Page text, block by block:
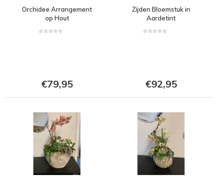
Orchidee Arrangement
op Hout
€79,95
Zijden Bloemstuk in
Aardetint
€92,95